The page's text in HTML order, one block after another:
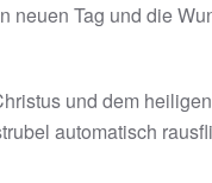
neuen Tag und die
und dem
automatisch